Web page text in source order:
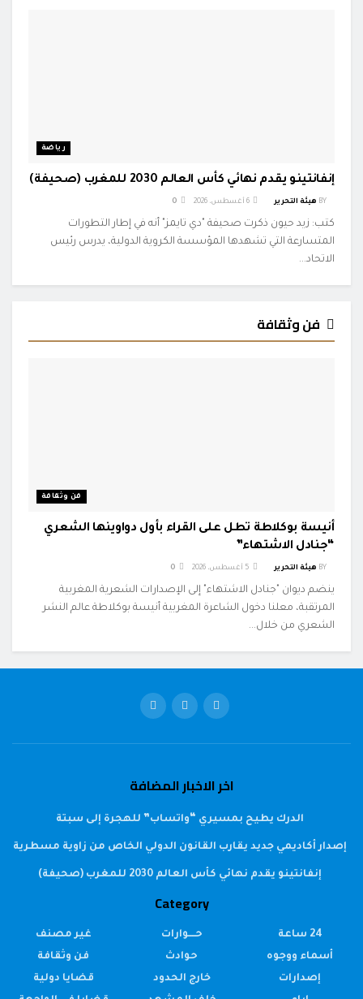
رياضة
إنفانتينو يقدم نهائي كأس العالم 2030 للمغرب (صحيفة)
BY هيئة التحرير
كتب: زيد حيون ذكرت صحيفة "دي تايمز" أنه في إطار التطورات
المتسارعة التي تشهدها المؤسسة الكروية الدولية، يدرس رئيس
الاتحاد...
فن وثقافة
فن وثقافة
أنيسة بوكلاطة تطل على القراء بأول دواوينها الشعري
“جنادل الاشتهاء”
BY هيئة التحرير
ينضم ديوان "جنادل الاشتهاء" إلى الإصدارات الشعرية المغربية
المرتقبة، معلنا دخول الشاعرة المغربية أنيسة بوكلاطة عالم النشر
الشعري من خلال...
اخر الاخبار المضافة
الدرك يطيح بمسيري “واتساب” للهجرة إلى سبتة
إصدار أكاديمي جديد يقارب القانون الدولي الخاص من زاوية مسطرية
إنفانتينو يقدم نهائي كأس العالم 2030 للمغرب (صحيفة)
Category
24 ساعة
أسماء ووجوه
إصدارات
حــــوارات
حوادث
خارج الحدود
غير مصنف
فن وثقافة
قضايا دولية